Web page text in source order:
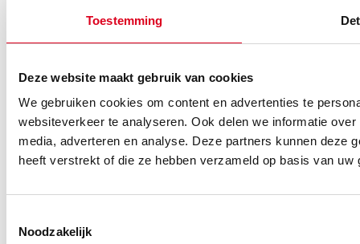
Toestemming
Deze website maakt gebruik van cookies
We gebruiken cookies om content en advertenties te
websiteverkeer te analyseren. Ook delen we informatie
media, adverteren en analyse. Deze partners kunnen deze
heeft verstrekt of die ze hebben verzameld op basis van
Noodzakelijk
© 2026 Vanomobil Cookie- en privacybeleid
Voorkeurslocatie: